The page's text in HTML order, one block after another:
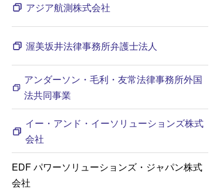
アジア航測株式会社
渥美坂井法律事務所弁護士法人
アンダーソン・毛利・友常法律事務所外国
法共同事業
イー・アンド・イーソリューションズ株式
会社
EDF パワーソリューションズ・ジャパン株式
会社